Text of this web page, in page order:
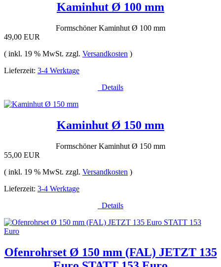
Kaminhut Ø 100 mm
Formschöner Kaminhut Ø 100 mm
49,00 EUR
( inkl. 19 % MwSt. zzgl. Versandkosten )
Lieferzeit: 3-4 Werktage
Details
Kaminhut Ø 150 mm
Formschöner Kaminhut Ø 150 mm
55,00 EUR
( inkl. 19 % MwSt. zzgl. Versandkosten )
Lieferzeit: 3-4 Werktage
Details
Ofenrohrset Ø 150 mm (FAL) JETZT 135